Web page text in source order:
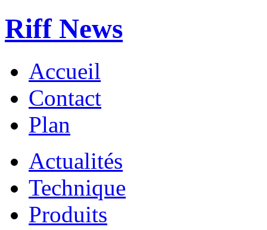
Riff News
Accueil
Contact
Plan
Actualités
Technique
Produits